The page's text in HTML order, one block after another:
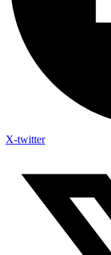
X-twitter